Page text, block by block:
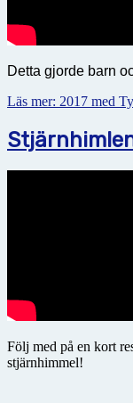
Detta gjorde barn
Läs mer: 2017 med
Följ med på en kort
stjärnhimmel!